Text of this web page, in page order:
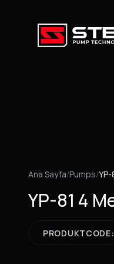
Ana Sayfa/Pumps/
YP-81 4